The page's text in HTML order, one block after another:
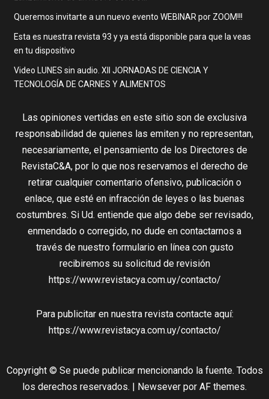
Queremos invitarte a un nuevo evento WEBINAR por ZOOM!!!
Esta es nuestra revista 93 y ya está disponible para que la veas
en tu dispositivo
Video LUNES sin audio. XII JORNADAS DE CIENCIA Y
TECNOLOGÍA DE CARNES Y ALIMENTOS
Las opiniones vertidas en este sitio son de exclusiva
responsabilidad de quienes las emiten y no representan,
necesariamente, el pensamiento de los Directores de
RevistaC&A, por lo que nos reservamos el derecho de
retirar cualquier comentario ofensivo, publicación o
enlace, que esté en infracción de leyes o las buenas
costumbres. Si Ud. entiende que algo debe ser revisado,
enmendado o corregido, no dude en contactarnos a
través de nuestro formulario en línea con gusto
recibiremos su solicitud de revisión
https://www.revistacya.com.uy/contacto/
Para publicitar en nuestra revista contacte aquí:
https://www.revistacya.com.uy/contacto/
Copyright © Se puede publicar mencionando la fuente. Todos
los derechos reservados. | Newsever por AF themes.